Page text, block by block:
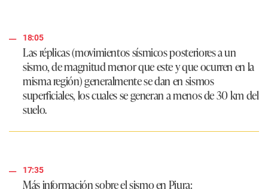
18:05
Las réplicas (movimientos sísmicos posteriores a un
sismo, de magnitud menor que este y que ocurren en la
misma región) generalmente se dan en sismos
superficiales, los cuales se generan a menos de 30 km del
suelo.
17:35
Más información sobre el sismo en Piura: